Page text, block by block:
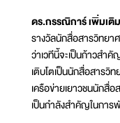
ดร.กรรณิการ์ เพิ่มเติ
รางวัลนักสื่อสารวิทยา
ว่าเวทีนี้จะเป็นก้าวสำ
เติบโตเป็นนักสื่อสาร
เครือข่ายเยาวชนนักสื่
เป็นกำลังสำคัญในการ